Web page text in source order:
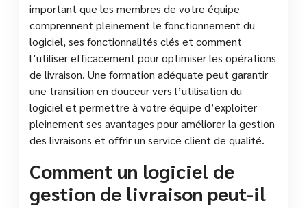
important que les membres de votre équipe
comprennent pleinement le fonctionnement du
logiciel, ses fonctionnalités clés et comment
l’utiliser efficacement pour optimiser les opérations
de livraison. Une formation adéquate peut garantir
une transition en douceur vers l’utilisation du
logiciel et permettre à votre équipe d’exploiter
pleinement ses avantages pour améliorer la gestion
des livraisons et offrir un service client de qualité.
Comment un logiciel de
gestion de livraison peut-il